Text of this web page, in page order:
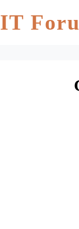
IT